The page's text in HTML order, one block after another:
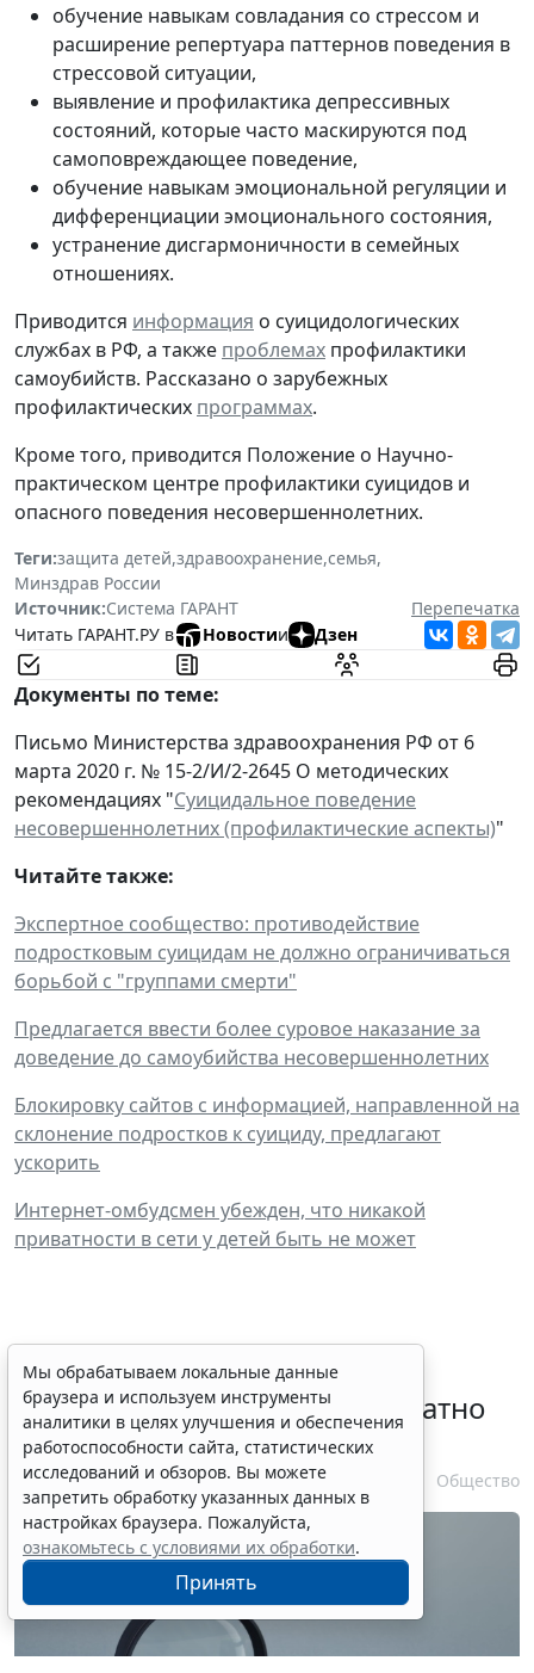
обучение навыкам совладания со стрессом и
расширение репертуара паттернов поведения в
стрессовой ситуации,
выявление и профилактика депрессивных
состояний, которые часто маскируются под
самоповреждающее поведение,
обучение навыкам эмоциональной регуляции и
дифференциации эмоционального состояния,
устранение дисгармоничности в семейных
отношениях.
Приводится информация о суицидологических
службах в РФ, а также проблемах профилактики
самоубийств. Рассказано о зарубежных
профилактических программах.
Кроме того, приводится Положение о Научно-
практическом центре профилактики суицидов и
опасного поведения несовершеннолетних.
Теги:защита детей,здравоохранение,семья,
Минздрав России
Источник:Система ГАРАНТ
Перепечатка
Читать ГАРАНТ.РУ в
Новостии Дзен
Документы по теме:
Письмо Министерства здравоохранения РФ от 6
марта 2020 г. № 15-2/И/2-2645 О методических
рекомендациях "Суицидальное поведение
несовершеннолетних (профилактические аспекты)"
Читайте также:
Экспертное сообщество: противодействие
подростковым суицидам не должно ограничиваться
борьбой с "группами смерти"
Предлагается ввести более суровое наказание за
доведение до самоубийства несовершеннолетних
Блокировку сайтов с информацией, направленной на
склонение подростков к суициду, предлагают
ускорить
Интернет-омбудсмен убежден, что никакой
приватности в сети у детей быть не может
Временное удостоверение
личности оформляется бесплатно
при утрате паспорта
7 августа 2026 17:55 Общество
Мы обрабатываем локальные данные
браузера и используем инструменты
аналитики в целях улучшения и обеспечения
работоспособности сайта, статистических
исследований и обзоров. Вы можете
запретить обработку указанных данных в
настройках браузера. Пожалуйста,
ознакомьтесь с условиями их обработки.
Принять